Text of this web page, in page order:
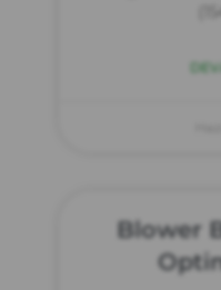
Blower